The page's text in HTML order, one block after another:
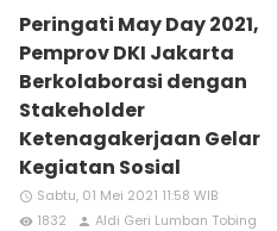
Peringati May Day 2021,
Pemprov DKI Jakarta
Berkolaborasi dengan
Stakeholder
Ketenagakerjaan Gelar
Kegiatan Sosial
access_time Sabtu, 01 Mei 2021 11:58 WIB
remove_red_eye 1832 person Aldi Geri Lumban Tobing